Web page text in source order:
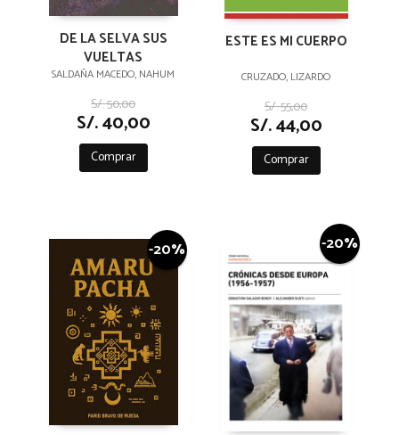
DE LA SELVA SUS
VUELTAS
SALDAÑA MACEDO, NAHUM
S/. 50,00
S/. 40,00
Comprar
ESTE ES MI CUERPO
CRUZADO, LIZARDO
S/. 55,00
S/. 44,00
Comprar
-20% -20%